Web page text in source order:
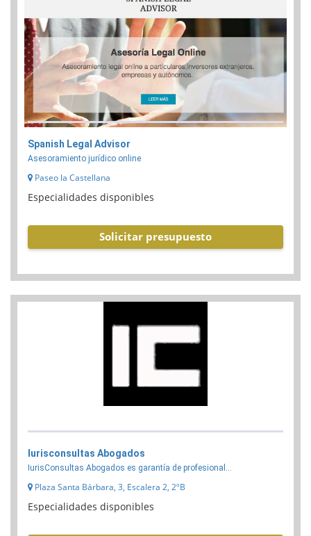
Spanish Legal Advisor
Asesoramiento jurídico online
Paseo la Castellana
Especialidades disponibles
Solicitar presupuesto
Iurisconsultas Abogados
IurisConsultas Abogados es garantía de profesional...
Plaza Santa Bárbara, 3, Escalera 2, 2ºB
Especialidades disponibles